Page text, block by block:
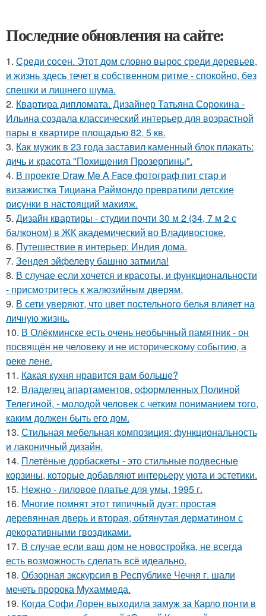
Последние обновления на сайте:
1. Среди сосен. Этот дом словно вырос среди деревьев,
и жизнь здесь течет в собственном ритме - спокойно, без
спешки и лишнего шума.
2. Квартира дипломата. Дизайнер Татьяна Сорокина -
Ильина создала классический интерьер для возрастной
пары в квартире площадью 82, 5 кв.
3. Как мужик в 23 года заставил каменный блок плакать:
дичь и красота "Похищения Прозерпины".
4. В проекте Draw Me A Face фотограф пит стар и
визажистка Тициана Раймондо превратили детские
рисунки в настоящий макияж.
5. Дизайн квартиры - студии почти 30 м 2 (34, 7 м 2 с
балконом) в ЖК академический во Владивостоке.
6. Путешествие в интерьер: Индия дома.
7. Зендея эйфелеву башню затмила!
8. В случае если хочется и красоты, и функциональности
- присмотритесь к жалюзийным дверям.
9. В сети уверяют, что цвет постельного белья влияет на
личную жизнь.
10. В Олёкминске есть очень необычный памятник - он
посвящён не человеку и не историческому событию, а
реке лене.
11. Какая кухня нравится вам больше?
12. Владелец апартаментов, оформленных Полиной
Телегиной, - молодой человек с четким пониманием того,
каким должен быть его дом.
13. Стильная мебельная композиция: функциональность
и лаконичный дизайн.
14. Плетёные дорбаскеты - это стильные подвесные
корзины, которые добавляют интерьеру уюта и эстетики.
15. Нежно - лиловое платье для умы, 1995 г.
16. Многие помнят этот типичный дуэт: простая
деревянная дверь и вторая, обтянутая дерматином с
декоративными гвоздиками.
17. В случае если ваш дом не новостройка, не всегда
есть возможность сделать всё идеально.
18. Обзорная экскурсия в Республике Чечня г. шали
мечеть пророка Мухаммеда.
19. Когда Софи Лорен выходила замуж за Карло понти в